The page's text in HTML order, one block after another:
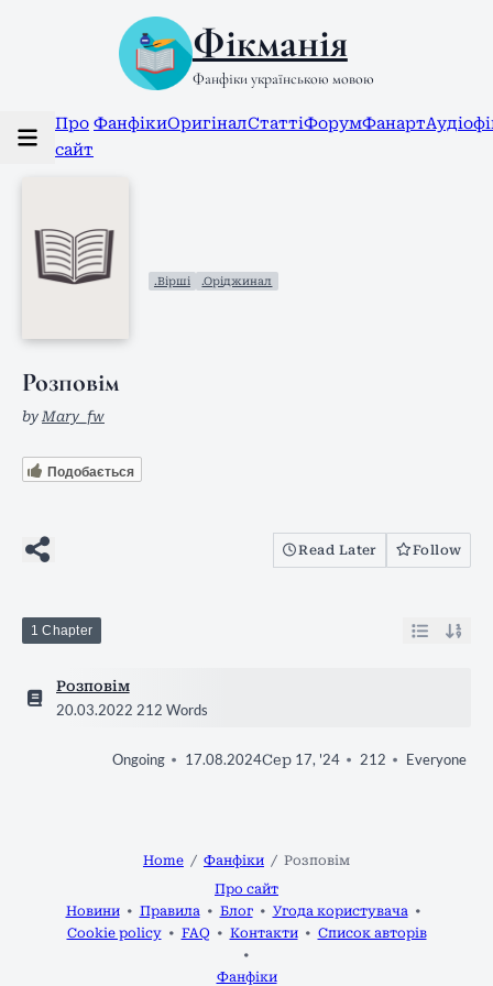
Фікманія
Фанфіки українською мовою
Про
сайт
ФанфікиОригіналСтаттіФорумФанарт
.Вірші .Оріджинал
Розповім
by Mary_fw
Подобається
Read Later Follow
1 Chapter
Розповім
20.03.2022 212 Words
Ongoing 17.08.2024Сер 17, '24 212 Everyone
Home Фанфіки
Розповім
Про сайт
Новини
Правила Блог
Угода користувача
Cookie policy
FAQ Контакти Список авторів
Фанфіки